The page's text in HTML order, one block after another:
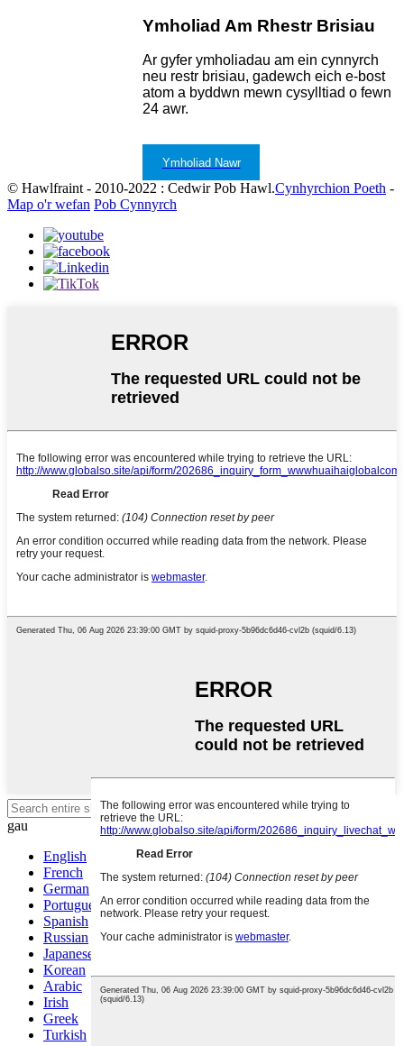
Ymholiad Am Rhestr Brisiau
Ar gyfer ymholiadau am ein cynnyrch
neu restr brisiau, gadewch eich e-bost
atom a byddwn mewn cysylltiad o fewn
24 awr.
Ymholiad Nawr
© Hawlfraint - 2010-2022 : Cedwir Pob Hawl.Cynhyrchion Poeth -
Map o'r wefan Pob Cynnyrch
Tarwch enter i chwilio neu ESC i
gau
English
French
German
Portuguese
Spanish
Russian
Japanese
Korean
Arabic
Irish
Greek
Turkish